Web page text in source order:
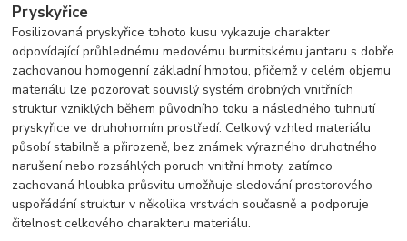
Pryskyřice
Fosilizovaná pryskyřice tohoto kusu vykazuje charakter
odpovídající průhlednému medovému burmitskému jantaru s dobře
zachovanou homogenní základní hmotou, přičemž v celém objemu
materiálu lze pozorovat souvislý systém drobných vnitřních
struktur vzniklých během původního toku a následného tuhnutí
pryskyřice ve druhohorním prostředí. Celkový vzhled materiálu
působí stabilně a přirozeně, bez známek výrazného druhotného
narušení nebo rozsáhlých poruch vnitřní hmoty, zatímco
zachovaná hloubka průsvitu umožňuje sledování prostorového
uspořádání struktur v několika vrstvách současně a podporuje
čitelnost celkového charakteru materiálu.